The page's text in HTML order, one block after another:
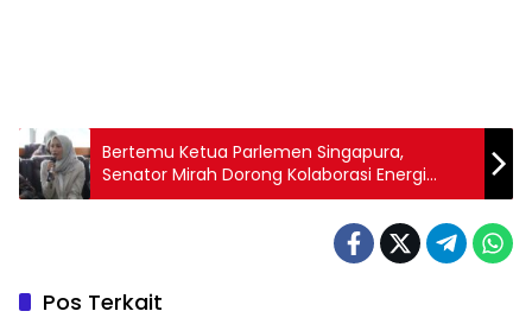
Bertemu Ketua Parlemen Singapura,
Senator Mirah Dorong Kolaborasi Energi
Terbarukan dan Inisiatif Kerja Sama
Pos Terkait